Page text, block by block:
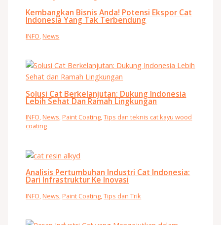
Kembangkan Bisnis Anda! Potensi Ekspor Cat
Indonesia Yang Tak Terbendung
INFO ,News
Solusi Cat Berkelanjutan: Dukung Indonesia
Lebih Sehat Dan Ramah Lingkungan
INFO,News,Paint Coating,Tips dan teknis cat kayu wood
coating
Analisis Pertumbuhan Industri Cat Indonesia:
Dari Infrastruktur Ke Inovasi
INFO,News,Paint Coating,Tips dan Trik